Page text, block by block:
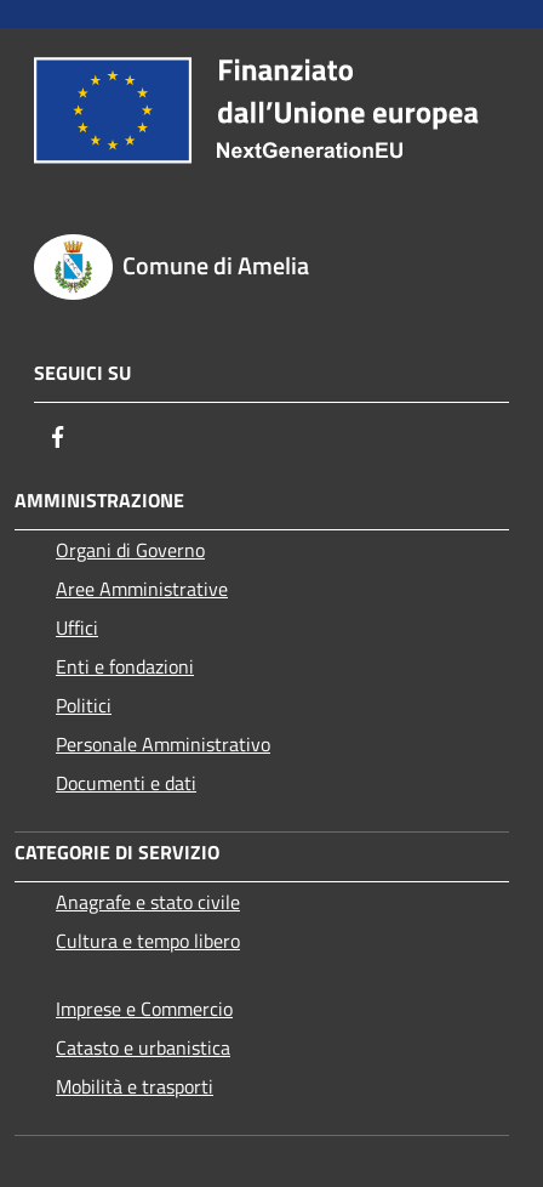
Comune di Amelia
SEGUICI SU
AMMINISTRAZIONE
Organi di Governo
Aree Amministrative
Uffici
Enti e fondazioni
Politici
Personale Amministrativo
Documenti e dati
CATEGORIE DI SERVIZIO
Anagrafe e stato civile
Cultura e tempo libero
Imprese e Commercio
Catasto e urbanistica
Mobilità e trasporti